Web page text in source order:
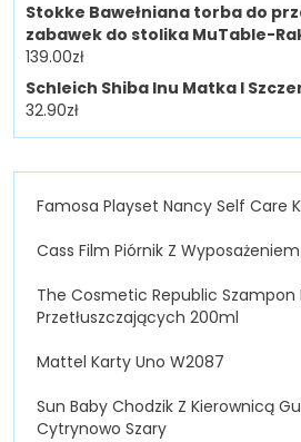
Stokke Bawełniana torba do
zabawek do stolika MuTable-
139.00zł
Schleich Shiba Inu Matka I
32.90zł
Famosa Playset Nancy Self Care
Cass Film Piórnik Z
The Cosmetic Republic Szampon
Przetłuszczających 200ml
Mattel Karty Uno W2087
Sun Baby Chodzik Z Kierownicą
Cytrynowo Szary